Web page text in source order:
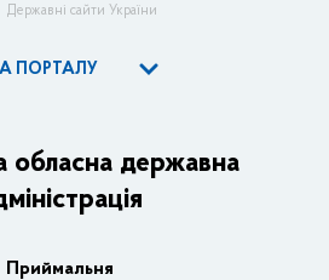
Державні сайти України
ПОРТАЛУ
адміністрації
нормативно-правові засади
обласна державна
Приймальня